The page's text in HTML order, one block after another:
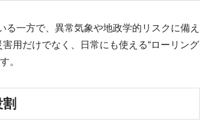
一方で、異常気象や地政学的リスクに備え
用だけでなく、日常にも使える“ローリング
。